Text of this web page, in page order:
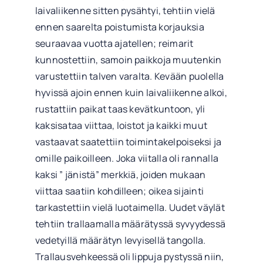
laivaliikenne sitten pysähtyi, tehtiin vielä
ennen saarelta poistumista korjauksia
seuraavaa vuotta ajatellen; reimarit
kunnostettiin, samoin paikkoja muutenkin
varustettiin talven varalta. Kevään puolella
hyvissä ajoin ennen kuin laivaliikenne alkoi,
rustattiin paikat taas kevätkuntoon, yli
kaksisataa viittaa, loistot ja kaikki muut
vastaavat saatettiin toimintakelpoiseksi ja
omille paikoilleen. Joka viitalla oli rannalla
kaksi ” jänistä” merkkiä, joiden mukaan
viittaa saatiin kohdilleen; oikea sijainti
tarkastettiin vielä luotaimella. Uudet väylät
tehtiin trallaamalla määrätyssä syvyydessä
vedetyillä määrätyn levyisellä tangolla.
Trallausvehkeessä oli lippuja pystyssä niin,